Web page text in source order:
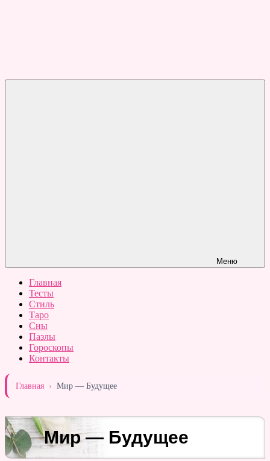
Меню
Главная
Тесты
Стиль
Таро
Сны
Пазлы
Гороскопы
Контакты
Главная › Мир — Будущее
Мир — Будущее